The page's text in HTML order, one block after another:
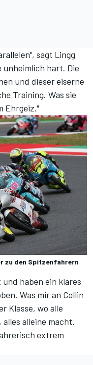
sagt Lingg
hart. Die
und dieser eiserne
Training. Was sie
Ehrgeiz."
zu den Spitzenfahrern
haben ein klares
Was mir an Collin
Klasse, wo alle
alleine macht.
extrem